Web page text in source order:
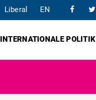
Liberal EN
INTERNATIONALE POLITIK